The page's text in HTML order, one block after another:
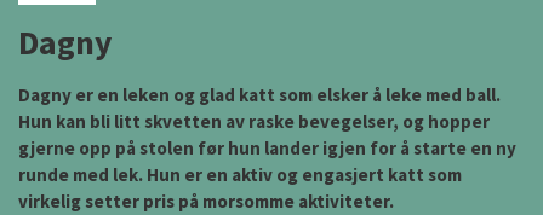
Dagny
Dagny er en leken og glad katt som elsker å leke med ball.
Hun kan bli litt skvetten av raske bevegelser, og hopper
gjerne opp på stolen før hun lander igjen for å starte en ny
runde med lek. Hun er en aktiv og engasjert katt som
virkelig setter pris på morsomme aktiviteter.